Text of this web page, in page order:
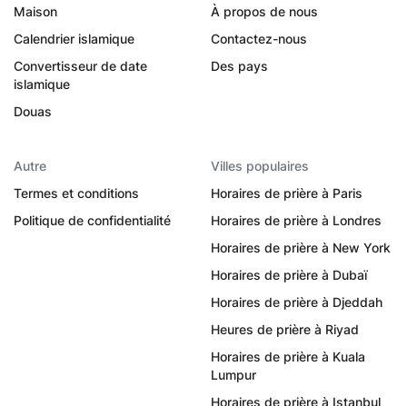
Maison
Calendrier islamique
Convertisseur de date
islamique
Douas
À propos de nous
Contactez-nous
Des pays
Autre
Termes et conditions
Politique de confidentialité
Villes populaires
Horaires de prière à Paris
Horaires de prière à Londres
Horaires de prière à New York
Horaires de prière à Dubaï
Horaires de prière à Djeddah
Heures de prière à Riyad
Horaires de prière à Kuala
Lumpur
Horaires de prière à Istanbul